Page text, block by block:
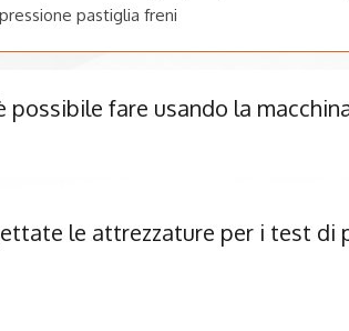
pastiglia freni
possibile fare usando la
le attrezzature per i test di